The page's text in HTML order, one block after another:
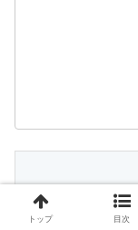
トップ 目次